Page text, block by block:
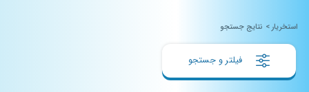
استخریار> نتایج جستجو